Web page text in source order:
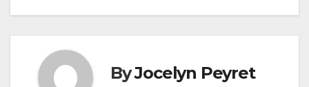
de
l’article
ByJocelyn Peyret